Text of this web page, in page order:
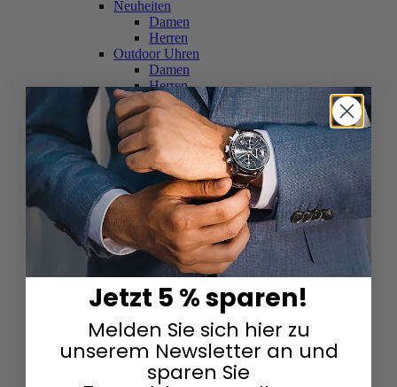
Neuheiten
Damen
Herren
Outdoor Uhren
Damen
Herren
Schweizer Uhren
Damen
Herren
Skelettuhren
Damen
Herren
Smartwatches
Damen
Herren
Solaruhren
Herren
Damen
Sportuhren
Damen
Herren
Swarovski & Edelsteine
Damen
Herren
Jetzt 5 % sparen!
Melden Sie sich hier zu
unserem Newsletter an und
sparen Sie